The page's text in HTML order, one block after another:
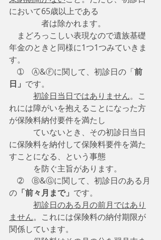
において65歳以上である
者は除かれます。
まどろっこしい表現なので遺族基礎
年金のときと同様に1つ1つみていきま
す。
➀　Ⓐ&Ⓕに関して、初診日の「前
日」 です。
初診日当日ではありません。こ
れには障がいを抱えることになった方
が保険料納付要件を満たし
ていないとき、その初診日当日
に保険料を納付して保険料要件を満た
すことになる、という事態
を防ぐ主旨があります。
➁　Ⓑ&Ⓖに関して、初診日のある月
の 「前々月まで」 です。
初診日のある月の前月ではあり
ません。これには保険料の納付期限が
関係しています。